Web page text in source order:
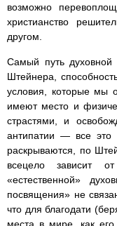
возможно
христианство
другом.
Самый путь
Штейнера,
условия, которые мы
имеют место и
страстями, и
антипатии — все это
раскрываются, по
всецело зависит
«естественной»
посвящения» не
что для благодати